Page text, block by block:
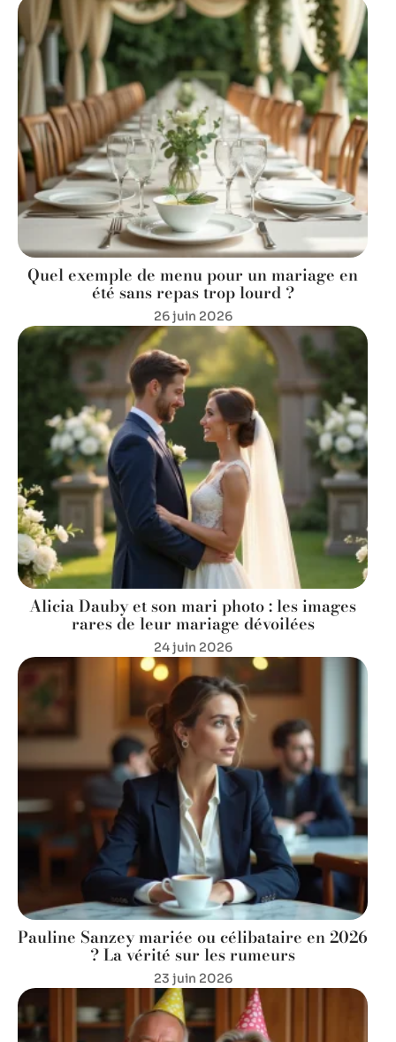
Quel exemple de menu pour un mariage en
été sans repas trop lourd ?
26 juin 2026
Alicia Dauby et son mari photo : les images
rares de leur mariage dévoilées
24 juin 2026
Pauline Sanzey mariée ou célibataire en 2026
? La vérité sur les rumeurs
23 juin 2026